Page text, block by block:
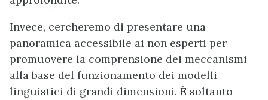
Invece, cercheremo di presentare una
panoramica accessibile ai non esperti per
promuovere la comprensione dei meccanismi
alla base del funzionamento dei modelli
linguistici di grandi dimensioni. È soltanto